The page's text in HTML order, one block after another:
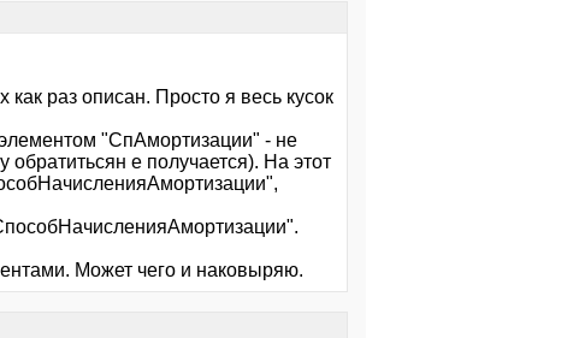
раз описан. Просто я весь кусок
"СпАмортизации" - не
е получается). На этот
Может чего и наковыряю.